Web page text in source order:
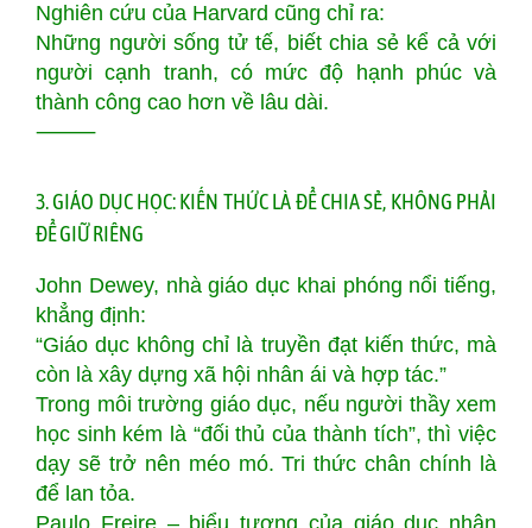
Nghiên cứu của Harvard cũng chỉ ra:
Những người sống tử tế, biết chia sẻ kể cả với
người cạnh tranh, có mức độ hạnh phúc và
thành công cao hơn về lâu dài.
⸻
3. GIÁO DỤC HỌC: KIẾN THỨC LÀ ĐỂ CHIA SẺ, KHÔNG PHẢI
ĐỂ GIỮ RIÊNG
John Dewey, nhà giáo dục khai phóng nổi tiếng,
khẳng định:
“Giáo dục không chỉ là truyền đạt kiến thức, mà
còn là xây dựng xã hội nhân ái và hợp tác.”
Trong môi trường giáo dục, nếu người thầy xem
học sinh kém là “đối thủ của thành tích”, thì việc
dạy sẽ trở nên méo mó. Tri thức chân chính là
để lan tỏa.
Paulo Freire – biểu tượng của giáo dục nhân